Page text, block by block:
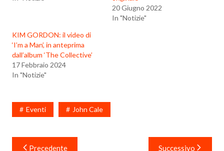
20 Giugno 2022
In "Notizie"
KIM GORDON: il video di
‘I’m a Man’, in anteprima
dall’album ‘The Collective’
17 Febbraio 2024
In "Notizie"
Eventi John Cale
Navigazione
Precedente Successivo